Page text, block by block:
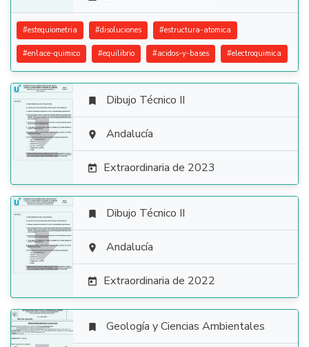
#estequiometria #disoluciones #estructura-atomica
#enlace-quimico #equilibrio #acidos-y-bases #electroquimica

 Dibujo Técnico II
 Andalucía
 Extraordinaria de 2023

 Dibujo Técnico II
 Andalucía
 Extraordinaria de 2022
 Geología y Ciencias Ambientales